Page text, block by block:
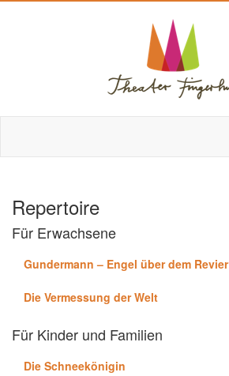
Repertoire
Für Erwachsene
Gundermann – Engel über dem Revier
Die Vermessung der Welt
Für Kinder und Familien
Die Schneekönigin